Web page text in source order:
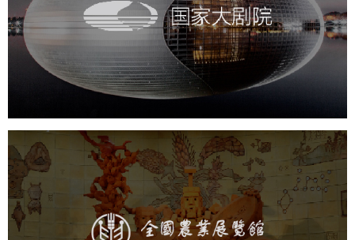
文化艺术 剧院 智慧展馆 展馆网站建设
农业展览馆